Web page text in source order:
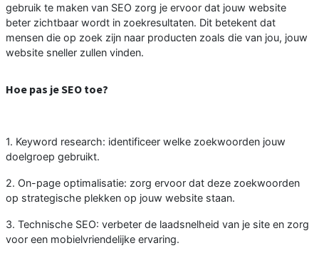
gebruik te maken van SEO zorg je ervoor dat jouw website
beter zichtbaar wordt in zoekresultaten. Dit betekent dat
mensen die op zoek zijn naar producten zoals die van jou, jouw
website sneller zullen vinden.
Hoe pas je SEO toe?
1. Keyword research: identificeer welke zoekwoorden jouw
doelgroep gebruikt.
2. On-page optimalisatie: zorg ervoor dat deze zoekwoorden
op strategische plekken op jouw website staan.
3. Technische SEO: verbeter de laadsnelheid van je site en zorg
voor een mobielvriendelijke ervaring.